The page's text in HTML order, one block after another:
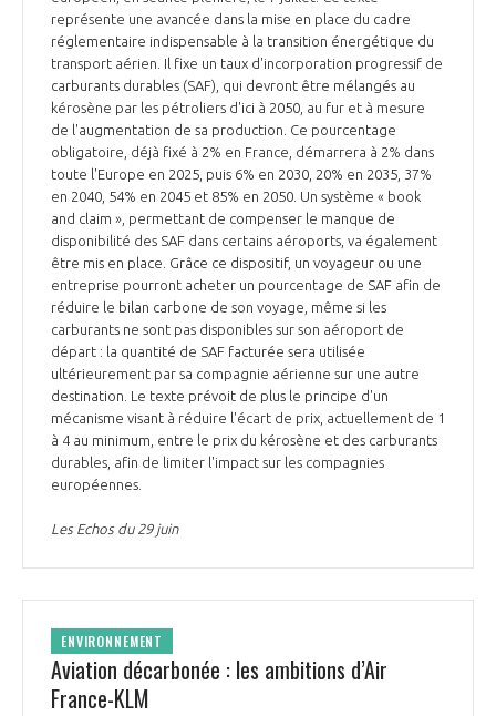
représente une avancée dans la mise en place du cadre
réglementaire indispensable à la transition énergétique du
transport aérien. Il fixe un taux d'incorporation progressif de
carburants durables (SAF), qui devront être mélangés au
kérosène par les pétroliers d'ici à 2050, au fur et à mesure
de l'augmentation de sa production. Ce pourcentage
obligatoire, déjà fixé à 2% en France, démarrera à 2% dans
toute l'Europe en 2025, puis 6% en 2030, 20% en 2035, 37%
en 2040, 54% en 2045 et 85% en 2050. Un système « book
and claim », permettant de compenser le manque de
disponibilité des SAF dans certains aéroports, va également
être mis en place. Grâce ce dispositif, un voyageur ou une
entreprise pourront acheter un pourcentage de SAF afin de
réduire le bilan carbone de son voyage, même si les
carburants ne sont pas disponibles sur son aéroport de
départ : la quantité de SAF facturée sera utilisée
ultérieurement par sa compagnie aérienne sur une autre
destination. Le texte prévoit de plus le principe d'un
mécanisme visant à réduire l'écart de prix, actuellement de 1
à 4 au minimum, entre le prix du kérosène et des carburants
durables, afin de limiter l'impact sur les compagnies
européennes.
Les Echos du 29 juin
ENVIRONNEMENT
Aviation décarbonée : les ambitions d’Air
France-KLM